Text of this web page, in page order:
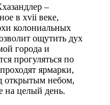
–
в xvii веке,
колониальных
ощутить дух
города и
прогуляться по
ярмарки,
открытым небом,
на целый день.